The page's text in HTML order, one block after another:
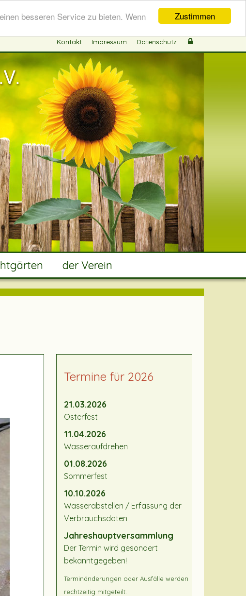
Zustimmen
besseren Service zu bieten. Wenn
Kontakt Impressum Datenschutz
der Verein
Termine für 2026
21.03.2026
Osterfest
11.04.2026
Wasseraufdrehen
01.08.2026
Sommerfest
10.10.2026
Wasserabstellen / Erfassung der
Verbrauchsdaten
Jahreshauptversammlung
Der Termin wird gesondert
bekanntgegeben!
Terminänderungen oder Ausfälle werden
rechtzeitig mitgeteilt.